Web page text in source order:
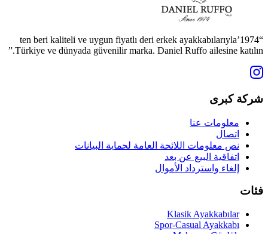
“1974’ten beri kaliteli ve uygun fiyatlı deri erkek ayakkabılarıyla
Türkiye ve dünyada güvenilir marka. Daniel Ruffo ailesine katılın.”
شركة كبرى
معلومات عنا
اتصال
نص معلومات اللائحة العامة لحماية البيانات
اتفاقية البيع عن بعد
إلغاء واسترداد الأموال
فئات
Klasik Ayakkabılar
Spor-Casual Ayakkabı